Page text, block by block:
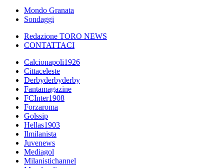
Mondo Granata
Sondaggi
Redazione TORO NEWS
CONTATTACI
Calcionapoli1926
Cittaceleste
Derbyderbyderby
Fantamagazine
FCInter1908
Forzaroma
Golssip
Hellas1903
Ilmilanista
Juvenews
Mediagol
Milanistichannel